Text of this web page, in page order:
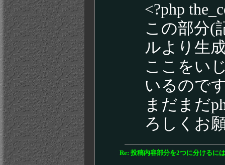
<?php
この部分(
ルより生
ここをい
いるので
まだまだ
ろしくお
Re: 投稿内容部分を2つに分けるには